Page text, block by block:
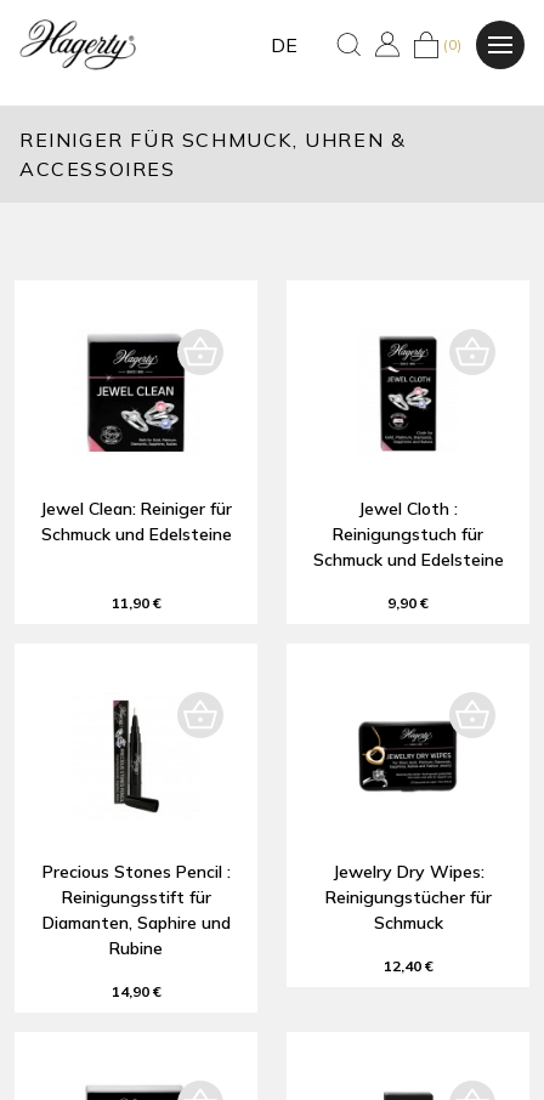
DE (0)
REINIGER FÜR SCHMUCK, UHREN &
ACCESSOIRES
Jewel Clean: Reiniger für
Schmuck und Edelsteine
11,90 €
Jewel Cloth :
Reinigungstuch für
Schmuck und Edelsteine
9,90 €
Precious Stones Pencil :
Reinigungsstift für
Diamanten, Saphire und
Rubine
14,90 €
Jewelry Dry Wipes:
Reinigungstücher für
Schmuck
12,40 €